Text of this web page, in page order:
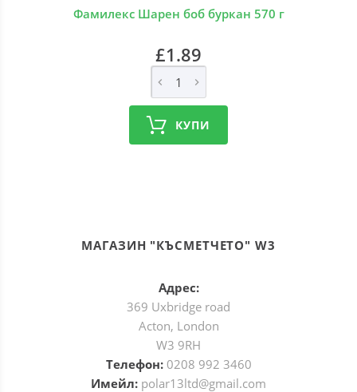
Фамилекс Шарен боб буркан 570 г
£1.89
КУПИ
МАГАЗИН "КЪСМЕТЧЕТО" W3
Адрес:
369 Uxbridge road
Acton, London
W3 9RH
Телефон: 0208 992 3460
Имейл: polar13ltd@gmail.com